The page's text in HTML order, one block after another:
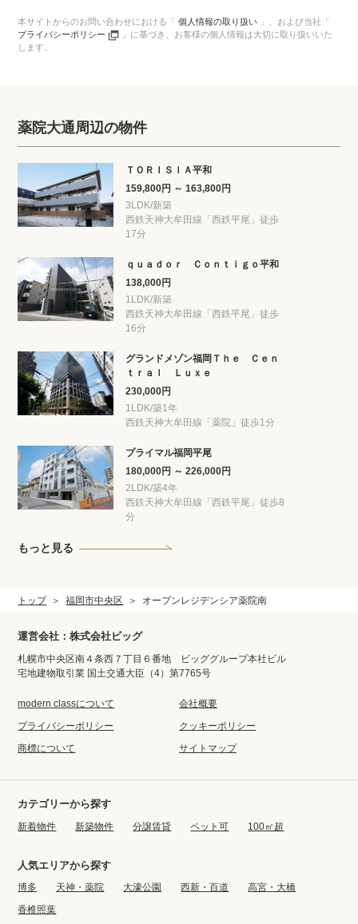
本サイトからのお問い合わせにおける「個人情報の取り扱い 」、 および当社「
プライバシーポリシー
」に基づき、 お客様の個人情報は大切に取り扱いいた
します。
薬院大通周辺の物件
ＴＯＲＩＳＩＡ平和
159,800円 ～ 163,800円
3LDK/新築
西鉄天神大牟田線「西鉄平尾」徒歩
17分
ｑｕａｄｏｒ Ｃｏｎｔｉｇｏ平和
138,000円
1LDK/新築
西鉄天神大牟田線「西鉄平尾」徒歩
16分
グランドメゾン福岡Ｔｈｅ Ｃｅｎ
ｔｒａｌ Ｌｕｘｅ
230,000円
1LDK/築1年
西鉄天神大牟田線「薬院」徒歩1分
プライマル福岡平尾
180,000円 ～ 226,000円
2LDK/築4年
西鉄天神大牟田線「西鉄平尾」徒歩8
分
もっと見る
トップ 福岡市中央区 オープンレジデンシア薬院南
運営会社：株式会社ビッグ
札幌市中央区南４条西７丁目６番地 ビッググループ本社ビル
宅地建物取引業 国土交通大臣（4）第7765号
modern classについて
会社概要
プライバシーポリシー
クッキーポリシー
商標について
サイトマップ
カテゴリーから探す
新着物件 新築物件 分譲賃貸 ペット可 100㎡超
人気エリアから探す
博多 天神・薬院 大濠公園 西新・百道
高宮・大橋
香椎照葉